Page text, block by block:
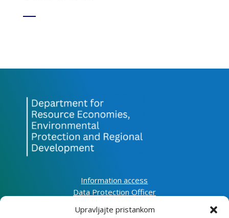
Upravljajte pristankom
Information access
Data Protection Officer